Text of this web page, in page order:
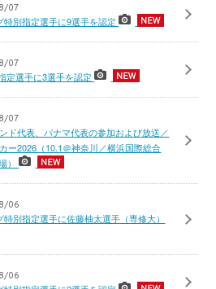
07
特別指定選手に9選手を認定
07
定選手に3選手を認定
07
ド代表、パナマ代表の参加および放送／
2026（10.1＠神奈川／横浜国際総合
）
06
別指定選手に佐藤柚太選手（専修大）
06